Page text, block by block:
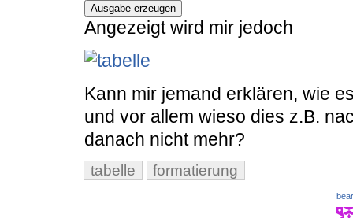
Ausgabe erzeugen
Angezeigt wird mir jedoch
Kann mir jemand erklären, wie
und vor allem wieso dies z.B.
danach nicht mehr?
tabelle formatierung